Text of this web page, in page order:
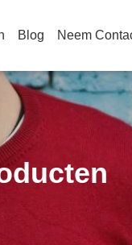
Blog Neem